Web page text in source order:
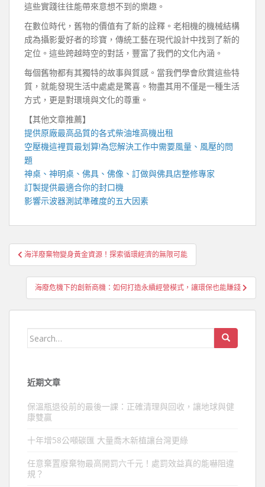
這些實踐往往能帶來意想不到的樂趣。
在數位時代，舊物的價值有了新的詮釋。老相機的機械結構
成為攝影愛好者的珍寶，傳統工藝在現代設計中找到了新的
定位。這些跨越時空的對話，豐富了我們的文化內涵。
每個舊物都有其獨特的故事與質感。當我們學會欣賞這些特
質，就能發現生活中處處是驚喜。物盡其用不僅是一種生活
方式，更是對環境與文化的尊重。
【其他文章推薦】
提供原廠最高品質的各式柴油堆高機出租
空壓機這裡買最划算!為您解決工作中需要風量、風壓的問
題
神桌、 神明桌 、 佛具 、佛像、訂做與佛具店整修專家
訂製提供最適合你的封口機
影響示波器測試準確度的五大因素
文
章
海洋廢棄物變身黃金資源！探索循環經濟的無限可能
海廢危機下的創新商機：如何打造永續經營模式，讓環保也能賺錢
Search
近期文章
保溫瓶退役前的最後一課：正確清理與回收，讓地球與健
康雙贏
十年增58公噸碳匯 大量喬木新植讓台灣更綠
任意棄置廢棄物最高開罰六千元！處罰效益真的能嚇阻違
規？